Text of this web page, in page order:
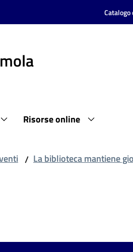
Catalogo
Risorse online
/ La biblioteca mantiene